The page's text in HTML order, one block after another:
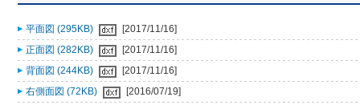
平面図 (295KB)
[2017/11/16]
正面図 (282KB)
[2017/11/16]
背面図 (244KB)
[2017/11/16]
右側面図 (72KB)
[2016/07/19]